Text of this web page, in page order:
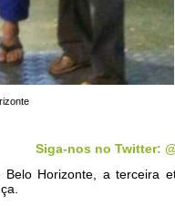
Siga-nos no Twitter:
Horizonte, a terceira